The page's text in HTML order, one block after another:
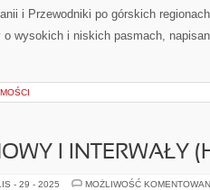
i Przewodniki po górskich
o wysokich i niskich pasmach,
I INTERWAŁY
- 29 - 2025 MOŻLIWOŚĆ